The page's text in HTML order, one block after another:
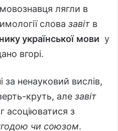
лягли в
слова завіт в
української мови у
вгорі.
за ненауковий вислів,
круть, але завіт
асоціюватися з
чи союзом.